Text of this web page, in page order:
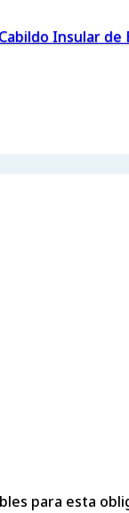
Insular de
para esta